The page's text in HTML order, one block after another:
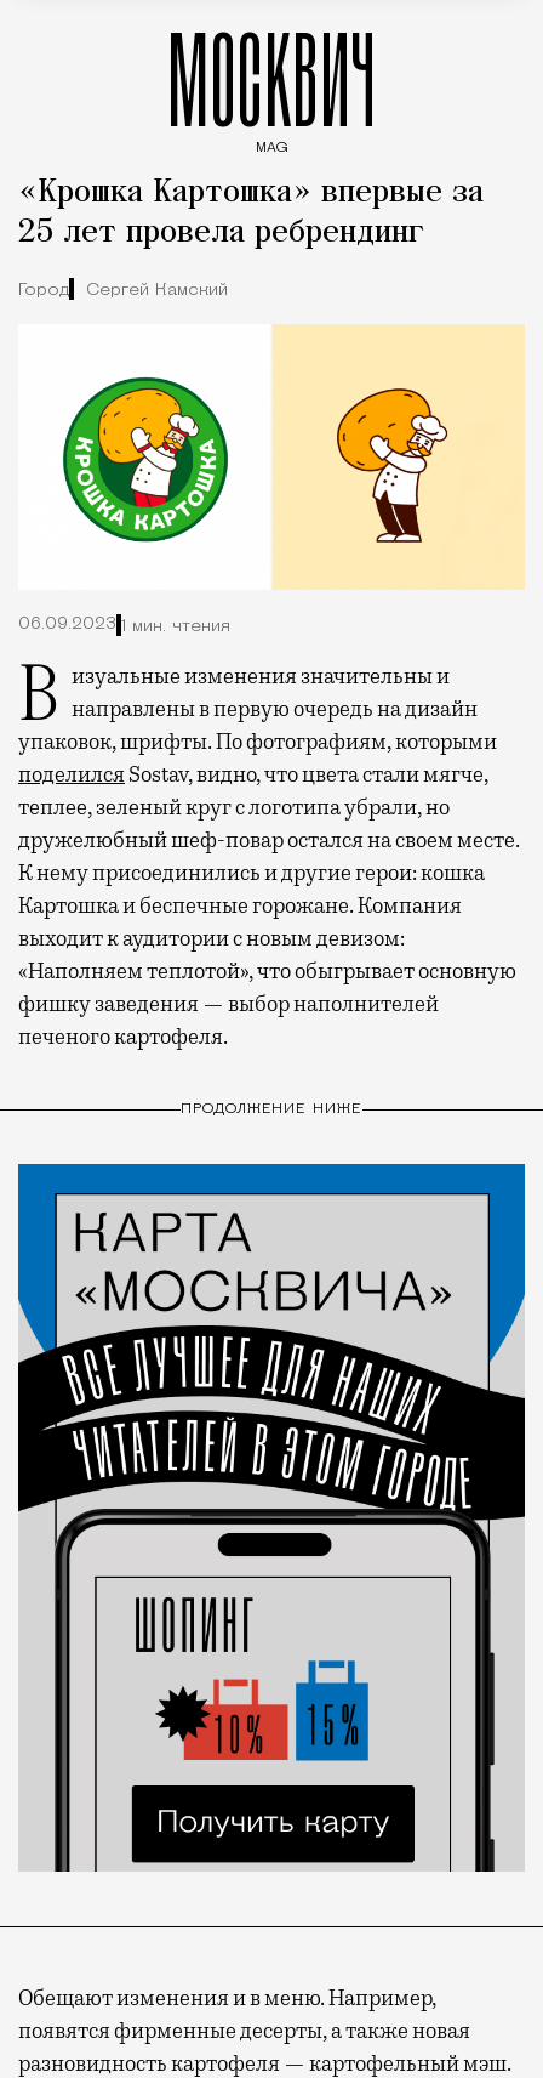
МОСКВИЧ
MAG
«Крошка Картошка» впервые за
25 лет провела ребрендинг
Город Сергей Камский
06.09.2023 1 мин. чтения
Визуальные изменения значительны и направлены в первую очередь на дизайн
упаковок, шрифты. По фотографиям, которыми
поделилсяSostav, видно, что цвета стали мягче,
теплее, зеленый круг с логотипа убрали, но
дружелюбный шеф-повар остался на своем месте.
К нему присоединились и другие герои: кошка
Картошка и беспечные горожане. Компания
выходит к аудитории с новым девизом:
«Наполняем теплотой», что обыгрывает основную
фишку заведения — выбор наполнителей
печеного картофеля.
ПРОДОЛЖЕНИЕ НИЖЕ
Обещают изменения и в меню. Например,
появятся фирменные десерты, а также новая
разновидность картофеля — картофельный мэш.